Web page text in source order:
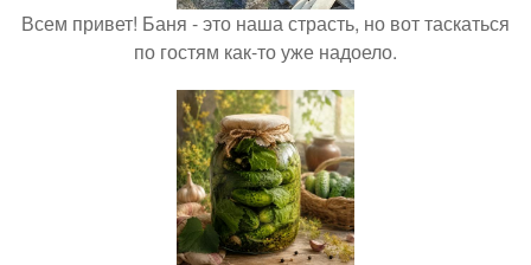
Всем привет! Баня - это наша страсть, но вот таскаться
по гостям как-то уже надоело.